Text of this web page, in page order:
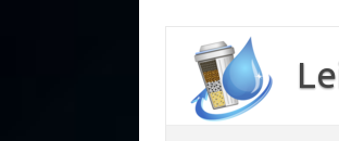
Inhalt
springen